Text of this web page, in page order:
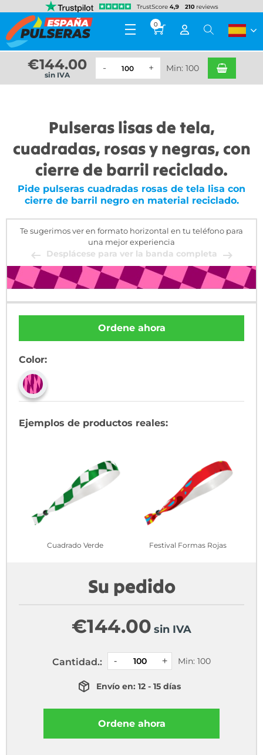
0
€144.00
sin IVA
Min: 100
Pulseras lisas de tela,
cuadradas, rosas y negras, con
cierre de barril reciclado.
Pide pulseras cuadradas rosas de tela lisa con
cierre de barril negro en material reciclado.
Te sugerimos ver en formato horizontal en tu teléfono para
una mejor experiencia
Desplácese para ver la banda completa
Ordene ahora
Color:
Ejemplos de productos reales:
Cuadrado Verde Festival Formas Rojas
Su pedido
€144.00 sin IVA
Cantidad.: Min: 100
Envío en: 12 - 15 días
Ordene ahora